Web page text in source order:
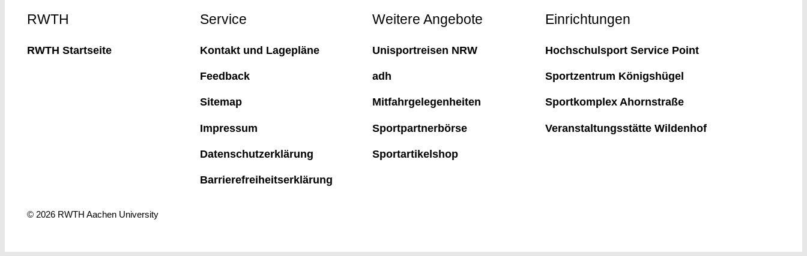
RWTH
RWTH Startseite
Service
Kontakt und Lagepläne
Feedback
Sitemap
Impressum
Datenschutzerklärung
Barrierefreiheitserklärung
Weitere Angebote
Unisportreisen NRW
adh
Mitfahrgelegenheiten
Sportpartnerbörse
Sportartikelshop
Einrichtungen
Hochschulsport Service Point
Sportzentrum Königshügel
Sportkomplex Ahornstraße
Veranstaltungsstätte Wildenhof
© 2026 RWTH Aachen University